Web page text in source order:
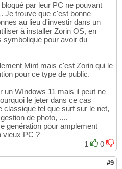
par leur PC ne pouvant
Je trouve que c'est bonne
au lieu d'investir dans un
à installer Zorin OS, en
symbolique pour avoir du
Mint mais c'est Zorin qui le
pour ce type de public.
un WIndows 11 mais il peut ne
le jeter dans ce cas
classique tel que surf sur le net,
de photo, ....
genération pour amplement
vieux PC ?
1
0
#9